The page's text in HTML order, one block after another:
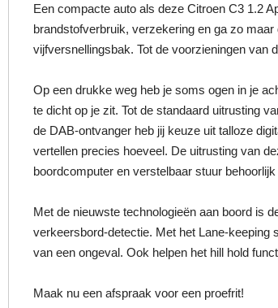
Een compacte auto als deze Citroen C3 1.2
brandstofverbruik, verzekering en ga zo
vijfversnellingsbak. Tot de voorzieningen van
Op een drukke weg heb je soms ogen in je
te dicht op je zit. Tot de standaard uitrusting
de DAB-ontvanger heb jij keuze uit talloze
vertellen precies hoeveel. De uitrusting van
boordcomputer en verstelbaar stuur
Met de nieuwste technologieën aan boord is
verkeersbord-detectie. Met het Lane-keeping
van een ongeval. Ook helpen het hill hold
Maak nu een afspraak voor een proefrit!